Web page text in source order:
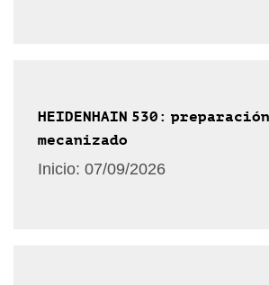
HEIDENHAIN 530:
mecanizado
Inicio: 07/09/2026